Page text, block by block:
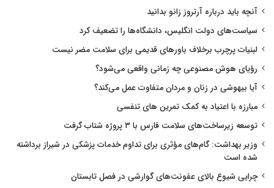
آنچه باید درباره آرتروز زانو بدانید
سیاست‌های دولت انگلیس، دانشگاه‌ها را تضعیف کرد
لبنیات پرچرب برخلاف باورهای قدیمی برای سلامت مضر نیست
رؤیای هوش مصنوعی چه زمانی واقعی می‌شود؟
آیا بیهوشی در زنان و مردان متفاوت عمل می‌کند؟
مبارزه با اعتیاد به کمک تمرین های تنفسی
توسعه زیرساخت‌های سلامت فارس با ۳ پروژه شتاب گرفت
وزیر بهداشت: گام‌های مؤثری برای تداوم خدمات پزشکی در شیراز برداشته
شده است
چرایی شیوع بالای عفونت‌های گوارشی در فصل تابستان